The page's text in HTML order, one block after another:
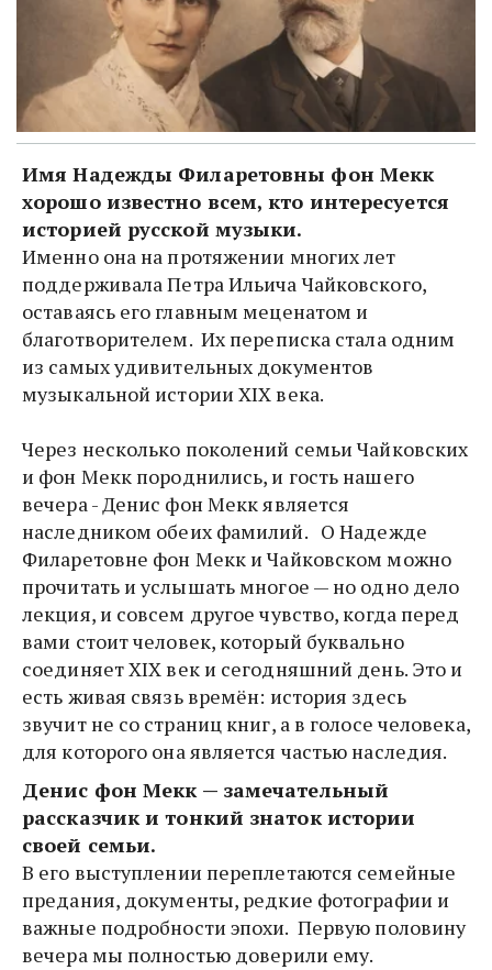
Имя Надежды Филаретовны фон Мекк
хорошо известно всем, кто интересуется
историей русской музыки.
Именно она на протяжении многих лет
поддерживала Петра Ильича Чайковского,
оставаясь его главным меценатом и
благотворителем.  Их переписка стала одним
из самых удивительных документов
музыкальной истории XIX века.
Через несколько поколений семьи Чайковских
и фон Мекк породнились, и гость нашего
вечера - Денис фон Мекк является
наследником обеих фамилий.   О Надежде
Филаретовне фон Мекк и Чайковском можно
прочитать и услышать многое — но одно дело
лекция, и совсем другое чувство, когда перед
вами стоит человек, который буквально
соединяет XIX век и сегодняшний день. Это и
есть живая связь времён: история здесь
звучит не со страниц книг, а в голосе человека,
для которого она является частью наследия.
Денис фон Мекк — замечательный
рассказчик и тонкий знаток истории
своей семьи.
В его выступлении переплетаются семейные
предания, документы, редкие фотографии и
важные подробности эпохи.  Первую половину
вечера мы полностью доверили ему.